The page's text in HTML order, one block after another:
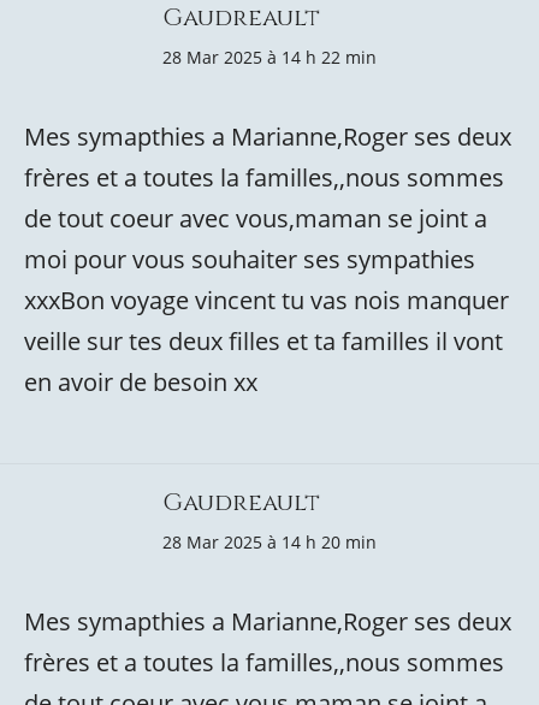
Gaudreault
28 Mar 2025 à 14 h 22 min
Mes symapthies a Marianne,Roger ses deux
frères et a toutes la familles,,nous sommes
de tout coeur avec vous,maman se joint a
moi pour vous souhaiter ses sympathies
xxxBon voyage vincent tu vas nois manquer
veille sur tes deux filles et ta familles il vont
en avoir de besoin xx
Gaudreault
28 Mar 2025 à 14 h 20 min
Mes symapthies a Marianne,Roger ses deux
frères et a toutes la familles,,nous sommes